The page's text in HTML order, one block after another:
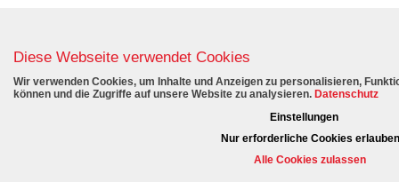
Diese Webseite verwendet Cookies
Wir verwenden Cookies, um Inhalte und Anzeigen zu personalisieren,
können und die Zugriffe auf unsere Website zu analysieren. Datenschutz
Einstellungen
Nur erforderliche Cookies erlauben
Alle Cookies zulassen